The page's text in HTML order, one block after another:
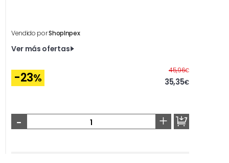
Vendido porShopInpex
Ver más ofertas
-23%
45,96€Antes
35,35€
- +